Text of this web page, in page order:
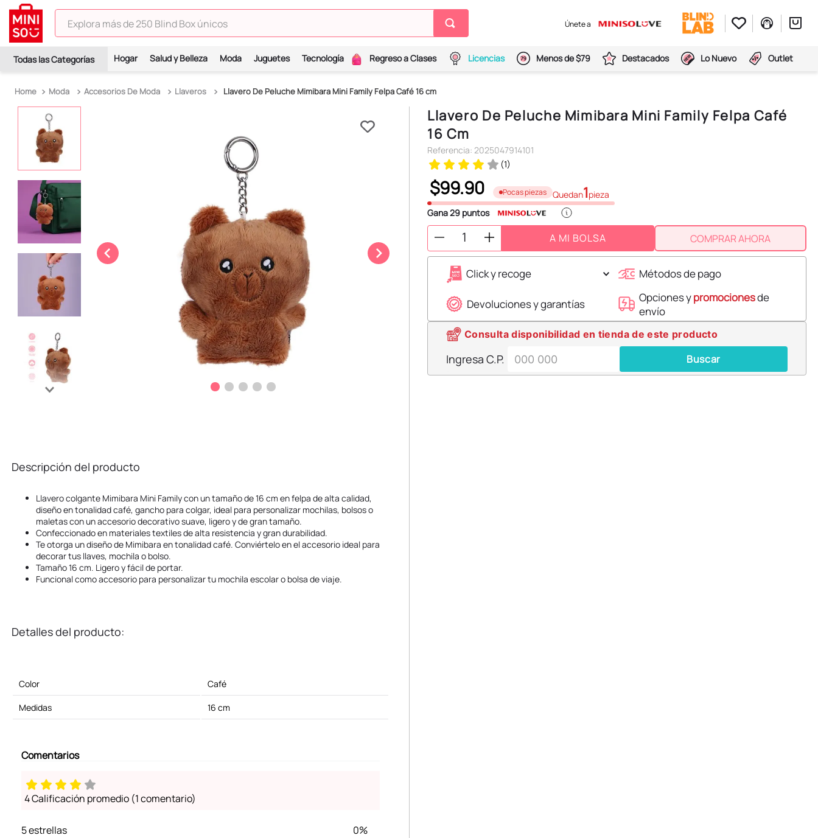
Explora más de 250 Blind Box únicos
Únete a
Hogar Salud y Belleza Moda Juguetes Tecnología Regreso a Clases Licencias Menos de $79 Destacados Lo Nuevo Outlet
Moda Accesorios De Moda Llaveros Llavero De Peluche Mimibara Mini Family Felpa Café 16 cm
Descripción del producto
Llavero colgante Mimibara Mini Family con un tamaño de 16 cm en felpa de alta calidad,
diseño en tonalidad café, gancho para colgar, ideal para personalizar mochilas, bolsos o
maletas con un accesorio decorativo suave, ligero y de gran tamaño.
Confeccionado en materiales textiles de alta resistencia y gran durabilidad.
Te otorga un diseño de Mimibara en tonalidad café. Conviértelo en el accesorio ideal para
decorar tus llaves, mochila o bolso.
Tamaño 16 cm. Ligero y fácil de portar.
Funcional como accesorio para personalizar tu mochila escolar o bolsa de viaje.
Detalles del producto:
Color Café
Medidas 16 cm
Comentarios
4 Calificación promedio (1 comentario)
5 estrellas 0%
Llavero De Peluche Mimibara Mini Family Felpa Café
16 Cm
Referencia: 2025047914101
(1)
$99.90 Pocas piezas Quedan1pieza
Gana29 puntos
A MI BOLSA COMPRAR AHORA
Click y recoge Métodos de pago
Devoluciones y garantías Opciones ypromocionesde
envío
Consulta disponibilidad en tienda de este producto
Ingresa C.P. Buscar
TÉRMINOS MÁS BUSCADOS
2.
spiderman
10. toy story